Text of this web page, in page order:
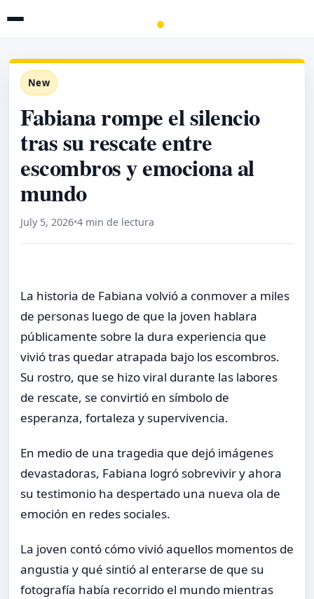
New
Fabiana rompe el silencio
tras su rescate entre
escombros y emociona al
mundo
July 5, 2026•4 min de lectura
La historia de Fabiana volvió a conmover a miles
de personas luego de que la joven hablara
públicamente sobre la dura experiencia que
vivió tras quedar atrapada bajo los escombros.
Su rostro, que se hizo viral durante las labores
de rescate, se convirtió en símbolo de
esperanza, fortaleza y supervivencia.
En medio de una tragedia que dejó imágenes
devastadoras, Fabiana logró sobrevivir y ahora
su testimonio ha despertado una nueva ola de
emoción en redes sociales.
La joven contó cómo vivió aquellos momentos de
angustia y qué sintió al enterarse de que su
fotografía había recorrido el mundo mientras